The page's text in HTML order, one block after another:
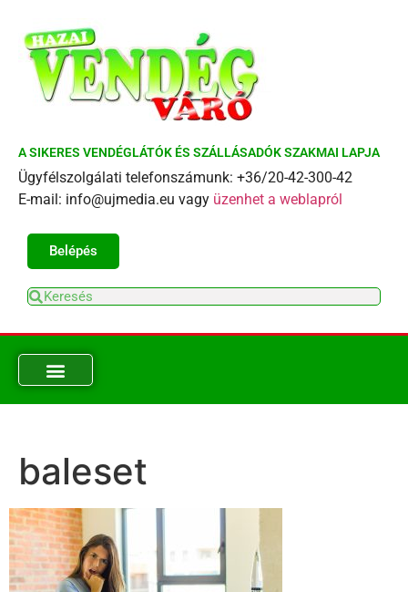
A SIKERES VENDÉGLÁTÓK ÉS SZÁLLÁSADÓK SZAKMAI LAPJA
Ügyfélszolgálati telefonszámunk: +36/20-42-300-42
E-mail: info@ujmedia.eu vagy üzenhet a weblapról
Belépés
baleset